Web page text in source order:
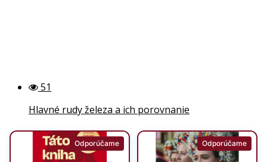
51
Hlavné rudy železa a ich porovnanie